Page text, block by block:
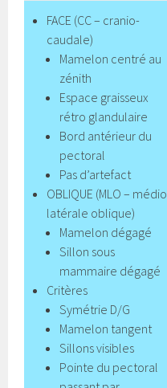
FACE (CC – cranio-
caudale)
Mamelon centré au
zénith
Espace graisseux
rétro glandulaire
Bord antérieur du
pectoral
Pas d’artefact
OBLIQUE (MLO – médio
latérale oblique)
Mamelon dégagé
Sillon sous
mammaire dégagé
Critères
Symétrie D/G
Mamelon tangent
Sillons visibles
Pointe du pectoral